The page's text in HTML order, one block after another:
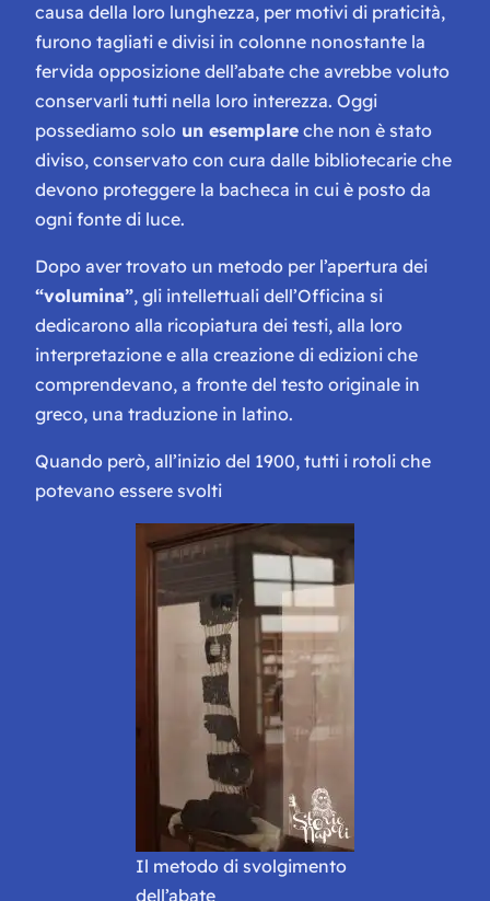
causa della loro lunghezza, per motivi di praticità,
furono tagliati e divisi in colonne nonostante la
fervida opposizione dell’abate che avrebbe voluto
conservarli tutti nella loro interezza. Oggi
possediamo solo un esemplare che non è stato
diviso, conservato con cura dalle bibliotecarie che
devono proteggere la bacheca in cui è posto da
ogni fonte di luce.
Dopo aver trovato un metodo per l’apertura dei
“volumina”, gli intellettuali dell’Officina si
dedicarono alla ricopiatura dei testi, alla loro
interpretazione e alla creazione di edizioni che
comprendevano, a fronte del testo originale in
greco, una traduzione in latino.
Quando però, all’inizio del 1900, tutti i rotoli che
potevano essere svolti
Il metodo di svolgimento
dell’abate